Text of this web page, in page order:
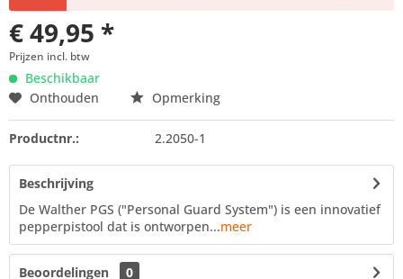
€ 49,95 *
Prijzen incl. btw
Beschikbaar
Onthouden
Opmerking
Productnr.: 2.2050-1
Beschrijving
De Walther PGS ("Personal Guard System") is een innovatief
pepperpistool dat is ontworpen...meer
Beoordelingen
0